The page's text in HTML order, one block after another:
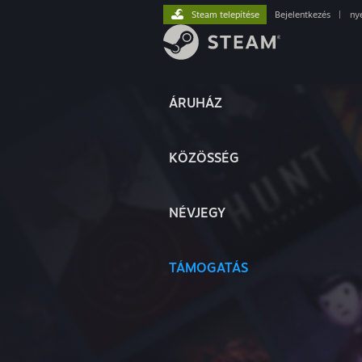
ÁRUHÁZ
KÖZÖSSÉG
NÉVJEGY
TÁMOGATÁS
Steam telepítése Bejelentkezés